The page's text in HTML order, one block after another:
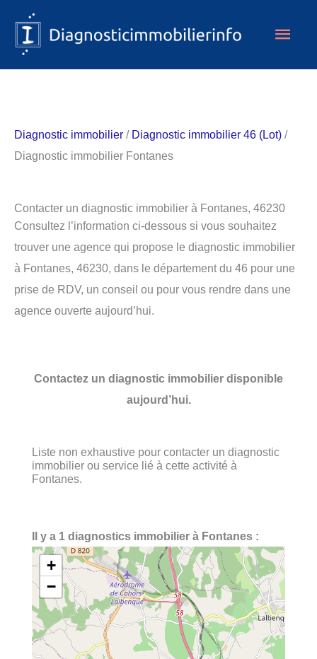
contenu
Diagnostic immobilier / Diagnostic immobilier 46 (Lot) /
Diagnostic immobilier Fontanes
Contacter un diagnostic immobilier à Fontanes, 46230
Consultez l’information ci-dessous si vous souhaitez
trouver une agence qui propose le diagnostic immobilier
à Fontanes, 46230, dans le département du 46 pour une
prise de RDV, un conseil ou pour vous rendre dans une
agence ouverte aujourd’hui.
Contactez un diagnostic immobilier disponible
aujourd’hui.
Liste non exhaustive pour contacter un diagnostic
immobilier ou service lié à cette activité à
Fontanes.
Il y a 1 diagnostics immobilier à Fontanes :
+
−